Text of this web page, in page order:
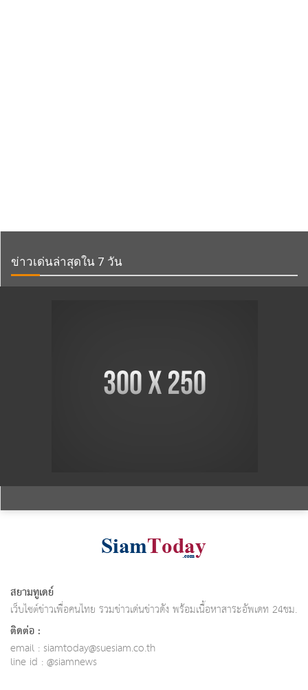
ข่าวเด่นล่าสุดใน 7 วัน
สยามทูเดย์
เว็บไซต์ข่าวเพื่อคนไทย รวมข่าวเด่นข่าวดัง พร้อมเนื้อหาสาระอัพเดท 24ชม.
ติดต่อ :
email : siamtoday@suesiam.co.th
line id : @siamnews